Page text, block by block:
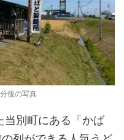
後の写真
別町にある「かば